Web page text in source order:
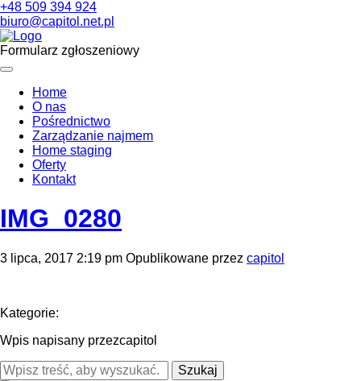
+48 509 394 924
biuro@capitol.net.pl
Formularz zgłoszeniowy
Home
O nas
Pośrednictwo
Zarządzanie najmem
Home staging
Oferty
Kontakt
IMG_0280
3 lipca, 2017 2:19 pm Opublikowane przez capitol
Kategorie:
Wpis napisany przezcapitol
Szukaj